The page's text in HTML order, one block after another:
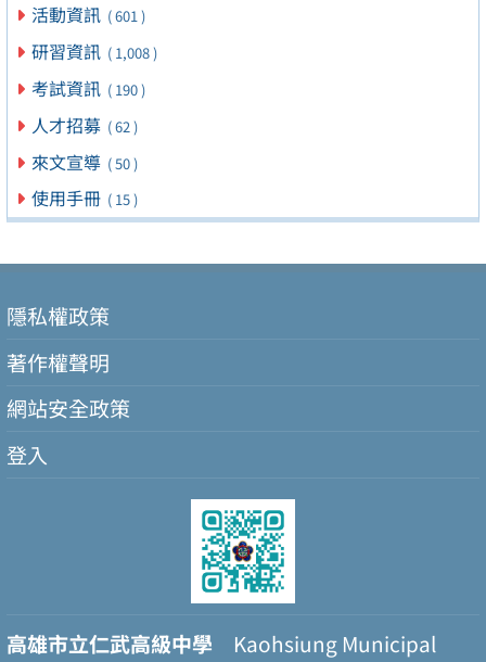
活動資訊 ( 601 )
研習資訊 ( 1,008 )
考試資訊 ( 190 )
人才招募 ( 62 )
來文宣導 ( 50 )
使用手冊 ( 15 )
隱私權政策
著作權聲明
網站安全政策
登入
高雄市立仁武高級中學 Kaohsiung Municipal